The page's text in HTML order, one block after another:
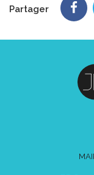
Partager